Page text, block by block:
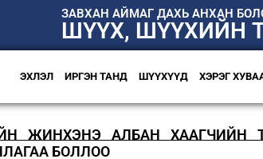
ЗАВХАН АЙМАГ ДАХЬ АНХАН
ШҮҮХ, ШҮҮХИЙН
ЭХЛЭЛ ИРГЭН ТАНД ШҮҮХҮҮД ХЭРЭГ
ЖИНХЭНЭ АЛБАН ХААГЧИЙН
БОЛЛОО